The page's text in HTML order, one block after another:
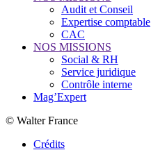
Audit et Conseil
Expertise comptable
CAC
NOS MISSIONS
Social & RH
Service juridique
Contrôle interne
Mag’Expert
© Walter France
Crédits